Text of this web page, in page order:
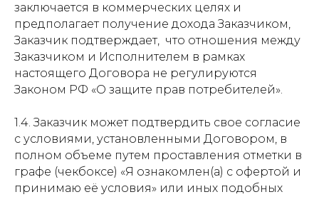
заключается в коммерческих целях и
предполагает получение дохода Заказчиком,
Заказчик подтверждает, что отношения между
Заказчиком и Исполнителем в рамках
настоящего Договора не регулируются
Законом РФ «О защите прав потребителей».
1.4. Заказчик может подтвердить свое согласие
с условиями, установленными Договором, в
полном объеме путем проставления отметки в
графе (чекбоксе) «Я ознакомлен(а) с офертой и
принимаю её условия» или иных подобных